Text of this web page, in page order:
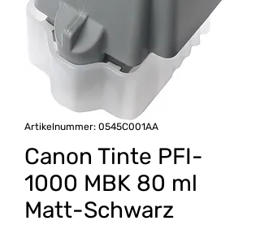
Artikelnummer: 0545C001AA
Canon Tinte PFI-
1000 MBK 80 ml
Matt-Schwarz